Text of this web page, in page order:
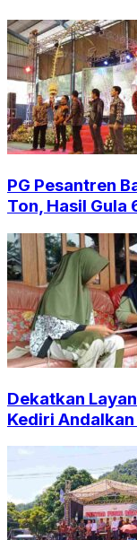
PG Pesantren
Ton, Hasil Gula
Dekatkan
Kediri Andalkan